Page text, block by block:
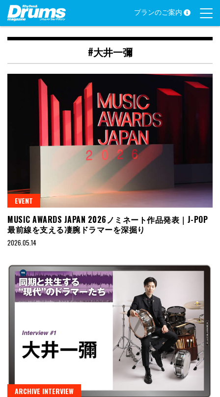
Skip
content
プランのご案内
#大井一彌
EVENT
MUSIC AWARDS JAPAN 2026ノミネート作品発表｜J-POP
最前線を支える凄腕ドラマーを深掘り
2026.05.14
ARCHIVE INTERVIEW